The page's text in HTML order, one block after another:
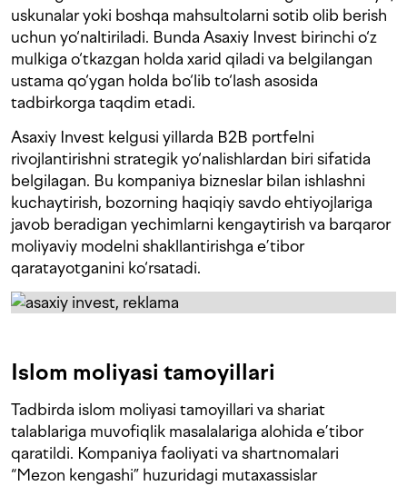
uskunalar yoki boshqa mahsultolarni sotib olib berish
uchun yo‘naltiriladi. Bunda Asaxiy Invest birinchi o‘z
mulkiga o‘tkazgan holda xarid qiladi va belgilangan
ustama qo‘ygan holda bo‘lib to‘lash asosida
tadbirkorga taqdim etadi.
Asaxiy Invest kelgusi yillarda B2B portfelni
rivojlantirishni strategik yo‘nalishlardan biri sifatida
belgilagan. Bu kompaniya bizneslar bilan ishlashni
kuchaytirish, bozorning haqiqiy savdo ehtiyojlariga
javob beradigan yechimlarni kengaytirish va barqaror
moliyaviy modelni shakllantirishga e’tibor
qaratayotganini ko‘rsatadi.
Islom moliyasi tamoyillari
Tadbirda islom moliyasi tamoyillari va shariat
talablariga muvofiqlik masalalariga alohida e’tibor
qaratildi. Kompaniya faoliyati va shartnomalari
“Mezon kengashi” huzuridagi mutaxassislar